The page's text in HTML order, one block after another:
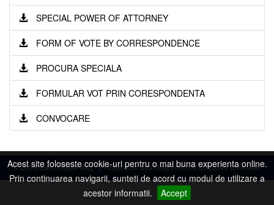
Acest site foloseste cookie-uri pentru o mai buna experienta online.
Prin continuarea navigarii, sunteti de acord cu modul de utilizare a
acestor informatii.
Accept
SPECIAL POWER OF ATTORNEY
FORM OF VOTE BY CORRESPONDENCE
PROCURA SPECIALA
FORMULAR VOT PRIN CORESPONDENTA
CONVOCARE
©2026 Electroaparataj - Producator aparataj electric de joasa tensiune.